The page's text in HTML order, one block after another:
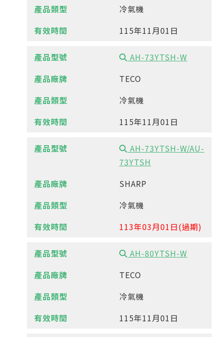
冷氣機
115年11月01日
AH-73YTSH-W
TECO
冷氣機
115年11月01日
AH-73YTSH-W/AU-
73YTSH
SHARP
冷氣機
113年03月01日(過期)
AH-80YTSH-W
TECO
冷氣機
115年11月01日